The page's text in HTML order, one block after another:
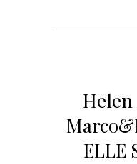
ELLE